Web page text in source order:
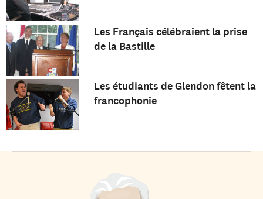
Les Français célébraient la prise
de la Bastille
Les étudiants de Glendon fêtent la
francophonie